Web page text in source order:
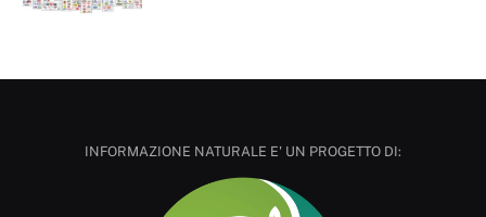
INFORMAZIONE NATURALE E' UN PROGETTO DI: